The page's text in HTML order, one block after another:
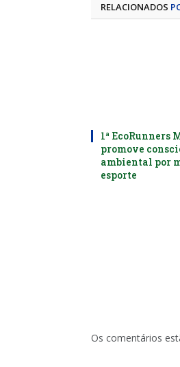
RELACIONADOS
1ª EcoRunners
promove
ambiental por
esporte
Os comentários